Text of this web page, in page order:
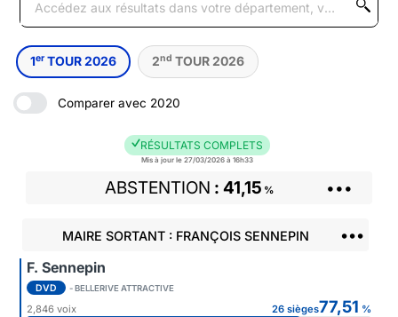
1er TOUR 2026 2nd TOUR 2026
Comparer avec 2020
RÉSULTATS COMPLETS
Mis à jour le 27/03/2026 à 16h33
ABSTENTION 41,15 % •••
MAIRE SORTANT : FRANÇOIS SENNEPIN •••
F. Sennepin
DVD - BELLERIVE ATTRACTIVE
2,846 voix 26 sièges77,51 %